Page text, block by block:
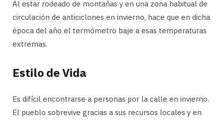
Al estar rodeado de montañas y en una zona habitual de
circulación de anticiclones en invierno, hace que en dicha
época del año el termómetro baje a esas temperaturas
extremas.
Estilo de Vida
Es difícil encontrarse a personas por la calle en invierno.
El pueblo sobrevive gracias a sus recursos locales y en